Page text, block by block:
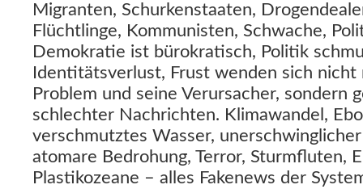
Migranten, Schurkenstaaten,
Flüchtlinge, Kommunisten, Schwache,
Demokratie ist bürokratisch, Politik
Identitätsverlust, Frust wenden sich nicht
Problem und seine Verursacher, sondern
schlechter Nachrichten. Klimawandel,
verschmutztes Wasser,
atomare Bedrohung, Terror, Sturmfluten,
Plastikozeane – alles Fakenews der